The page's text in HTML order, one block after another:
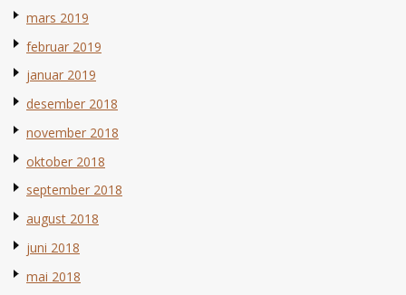
mars 2019
februar 2019
januar 2019
desember 2018
november 2018
oktober 2018
september 2018
august 2018
juni 2018
mai 2018